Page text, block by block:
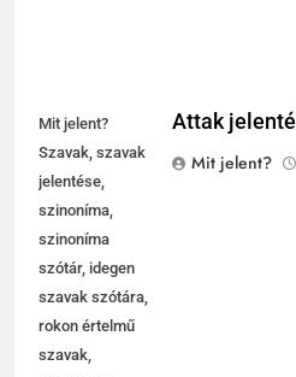
Mit jelent?
Szavak, szavak
jelentése,
szinoníma,
szinoníma
szótár, idegen
szavak szótára,
rokon értelmű
szavak,
Attak
Mit jelent?
5